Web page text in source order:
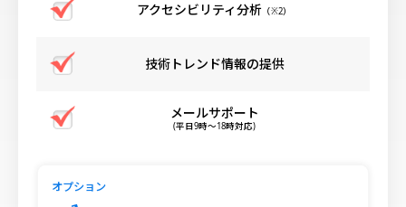
アクセシビリティ分析 （※2）
技術トレンド情報の提供
メールサポート
(平日9時～18時対応)
オプション